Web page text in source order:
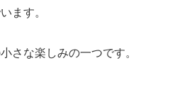
ます。
さな楽しみの一つです。